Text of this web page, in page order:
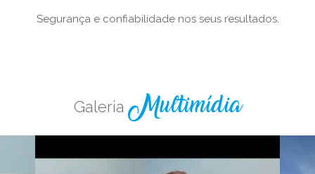
Segurança e confiabilidade nos seus resultados.
GaleriaMultimídia